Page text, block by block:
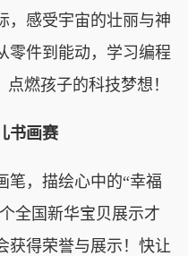
，感受宇宙的壮丽与神
零件到能动，学习编程
燃孩子的科技梦想！
书画赛
笔，描绘心中的“幸福
全国新华宝贝展示才
获得荣誉与展示！快让